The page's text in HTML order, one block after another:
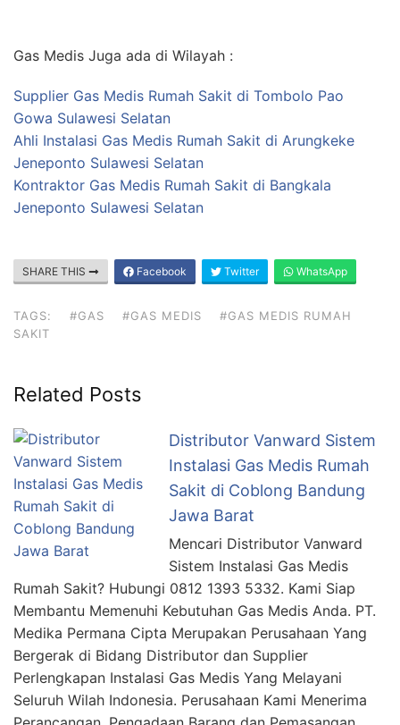
Gas Medis Juga ada di Wilayah :
Supplier Gas Medis Rumah Sakit di Tombolo Pao
Gowa Sulawesi Selatan
Ahli Instalasi Gas Medis Rumah Sakit di Arungkeke
Jeneponto Sulawesi Selatan
Kontraktor Gas Medis Rumah Sakit di Bangkala
Jeneponto Sulawesi Selatan
SHARE THIS Facebook Twitter WhatsApp
TAGS: #GAS #GAS MEDIS
#GAS MEDIS RUMAH
SAKIT
Related Posts
Distributor Vanward Sistem
Instalasi Gas Medis Rumah
Sakit di Coblong Bandung
Jawa Barat
Mencari Distributor Vanward
Sistem Instalasi Gas Medis
Rumah Sakit? Hubungi 0812 1393 5332. Kami Siap
Membantu Memenuhi Kebutuhan Gas Medis Anda. PT.
Medika Permana Cipta Merupakan Perusahaan Yang
Bergerak di Bidang Distributor dan Supplier
Perlengkapan Instalasi Gas Medis Yang Melayani
Seluruh Wilah Indonesia. Perusahaan Kami Menerima